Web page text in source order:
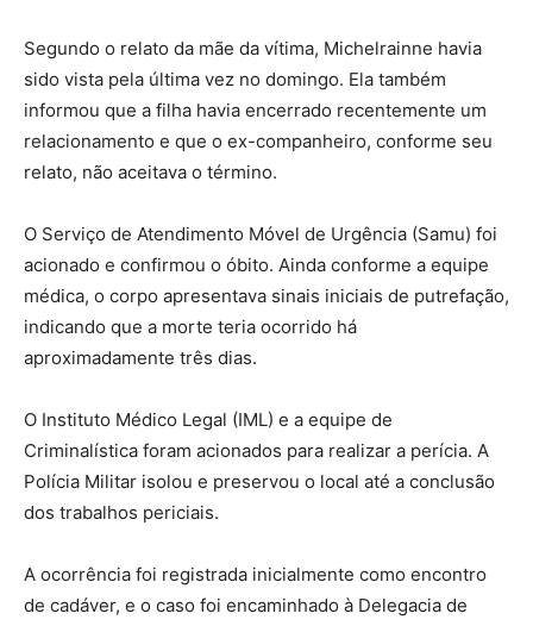
Segundo o relato da mãe da vítima, Michelrainne havia
sido vista pela última vez no domingo. Ela também
informou que a filha havia encerrado recentemente um
relacionamento e que o ex-companheiro, conforme seu
relato, não aceitava o término.
O Serviço de Atendimento Móvel de Urgência (Samu) foi
acionado e confirmou o óbito. Ainda conforme a equipe
médica, o corpo apresentava sinais iniciais de putrefação,
indicando que a morte teria ocorrido há
aproximadamente três dias.
O Instituto Médico Legal (IML) e a equipe de
Criminalística foram acionados para realizar a perícia. A
Polícia Militar isolou e preservou o local até a conclusão
dos trabalhos periciais.
A ocorrência foi registrada inicialmente como encontro
de cadáver, e o caso foi encaminhado à Delegacia de